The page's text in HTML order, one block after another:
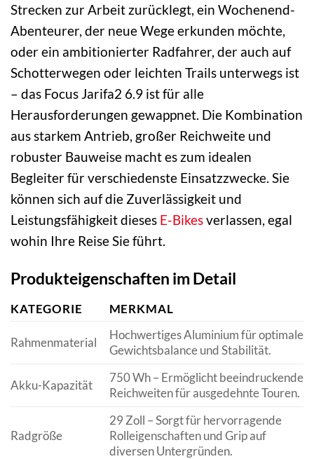
Strecken zur Arbeit zurücklegt, ein Wochenend-
Abenteurer, der neue Wege erkunden möchte,
oder ein ambitionierter Radfahrer, der auch auf
Schotterwegen oder leichten Trails unterwegs ist
– das Focus Jarifa2 6.9 ist für alle
Herausforderungen gewappnet. Die Kombination
aus starkem Antrieb, großer Reichweite und
robuster Bauweise macht es zum idealen
Begleiter für verschiedenste Einsatzzwecke. Sie
können sich auf die Zuverlässigkeit und
Leistungsfähigkeit dieses E-Bikesverlassen, egal
wohin Ihre Reise Sie führt.
Produkteigenschaften im Detail
KATEGORIE MERKMAL
Rahmenmaterial
Hochwertiges Aluminium für optimale
Gewichtsbalance und Stabilität.
Akku-Kapazität
750 Wh – Ermöglicht beeindruckende
Reichweiten für ausgedehnte Touren.
Radgröße
29 Zoll – Sorgt für hervorragende
Rolleigenschaften und Grip auf
diversen Untergründen.